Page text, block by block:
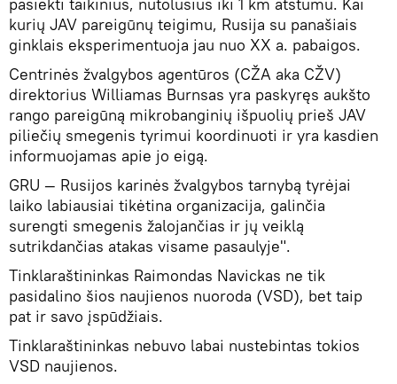
pasiekti taikinius, nutolusius iki 1 km atstumu. Kai
kurių JAV pareigūnų teigimu, Rusija su panašiais
ginklais eksperimentuoja jau nuo XX a. pabaigos.
Centrinės žvalgybos agentūros (CŽA aka CŽV)
direktorius Williamas Burnsas yra paskyręs aukšto
rango pareigūną mikrobanginių išpuolių prieš JAV
piliečių smegenis tyrimui koordinuoti ir yra kasdien
informuojamas apie jo eigą.
GRU — Rusijos karinės žvalgybos tarnybą tyrėjai
laiko labiausiai tikėtina organizacija, galinčia
surengti smegenis žalojančias ir jų veiklą
sutrikdančias atakas visame pasaulyje".
Tinklaraštininkas Raimondas Navickas ne tik
pasidalino šios naujienos nuoroda (VSD), bet taip
pat ir savo įspūdžiais.
Tinklaraštininkas nebuvo labai nustebintas tokios
VSD naujienos.